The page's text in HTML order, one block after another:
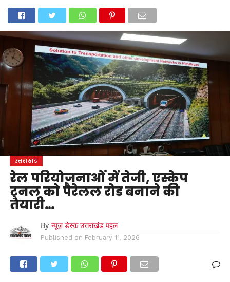
उत्तराखंडअल्मोड़ाउत्तरकाशी उधम सिंह नगरचंपावतचमोलीटिहरी गढ़वाल
नैनीतालपिथौरागढ़पौड़ी गढ़वालबागेश्वररुद्रप्रयागहरिद्वार
मनोरंजन
उत्तराखंड
रेल परियोजनाओं में तेजी, एस्केप
टनल को पैरेलल रोड बनाने की
तैयारी…
By न्यूज़ डेस्क उत्तराखंड पहल
Published on February 11, 2026